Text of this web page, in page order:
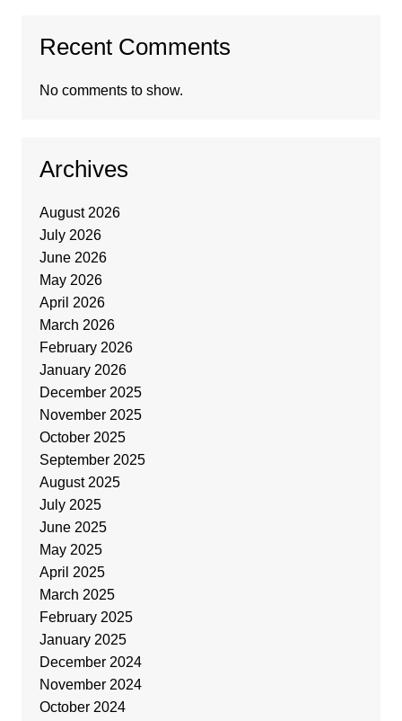
Recent Comments
No comments to show.
Archives
August 2026
July 2026
June 2026
May 2026
April 2026
March 2026
February 2026
January 2026
December 2025
November 2025
October 2025
September 2025
August 2025
July 2025
June 2025
May 2025
April 2025
March 2025
February 2025
January 2025
December 2024
November 2024
October 2024